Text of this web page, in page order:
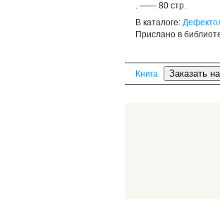
. —— 80 стр.
В каталоге:
Прислано в
Книга